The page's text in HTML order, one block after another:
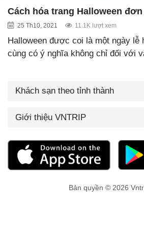
Cách hóa trang Halloween
25 Th10, 2021 11.1K lượt xem
Halloween được coi là một ngày lễ
cùng có ý nghĩa không chỉ đối với
Khách sạn theo tỉnh thành
Giới thiệu VNTRIP
Bản quyền © 2026